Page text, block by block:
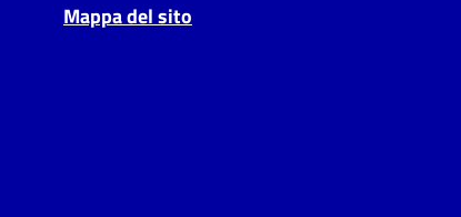
Mappa del sito